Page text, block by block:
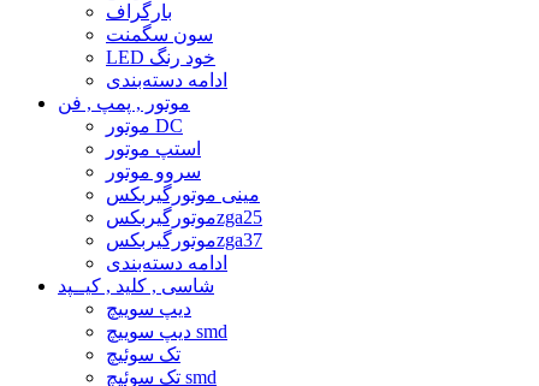
بارگراف
سون سگمنت
LED خود رنگ
ادامه دسته‌بندی
موتور , پمپ , فن
موتور DC
استپ موتور
سروو موتور
مینی موتورگیربکس
موتورگیربکسzga25
موتورگیربکسzga37
ادامه دسته‌بندی
شاسی , کلید , کیــپد
دیپ سوییچ
دیپ سوییچ smd
تک سوئیچ
تک سوئیچ smd